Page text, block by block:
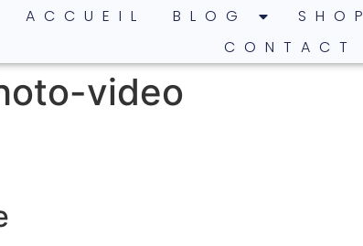
ACCUEIL BLOG SHOP
CONTACT
video